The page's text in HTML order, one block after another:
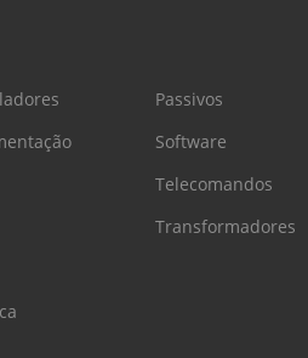
Passivos
Software
Telecomandos
Transformadores